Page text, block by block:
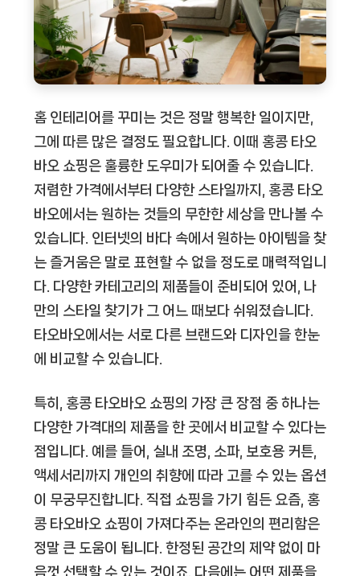
홈 인테리어를 꾸미는 것은 정말 행복한 일이지만,
그에 따른 많은 결정도 필요합니다. 이때 홍콩 타오
바오 쇼핑은 훌륭한 도우미가 되어줄 수 있습니다.
저렴한 가격에서부터 다양한 스타일까지, 홍콩 타오
바오에서는 원하는 것들의 무한한 세상을 만나볼 수
있습니다. 인터넷의 바다 속에서 원하는 아이템을 찾
는 즐거움은 말로 표현할 수 없을 정도로 매력적입니
다. 다양한 카테고리의 제품들이 준비되어 있어, 나
만의 스타일 찾기가 그 어느 때보다 쉬워졌습니다.
타오바오에서는 서로 다른 브랜드와 디자인을 한눈
에 비교할 수 있습니다.
특히, 홍콩 타오바오 쇼핑의 가장 큰 장점 중 하나는
다양한 가격대의 제품을 한 곳에서 비교할 수 있다는
점입니다. 예를 들어, 실내 조명, 소파, 보호용 커튼,
액세서리까지 개인의 취향에 따라 고를 수 있는 옵션
이 무궁무진합니다. 직접 쇼핑을 가기 힘든 요즘, 홍
콩 타오바오 쇼핑이 가져다주는 온라인의 편리함은
정말 큰 도움이 됩니다. 한정된 공간의 제약 없이 마
음껏 선택할 수 있는 것이죠. 다음에는 어떤 제품을